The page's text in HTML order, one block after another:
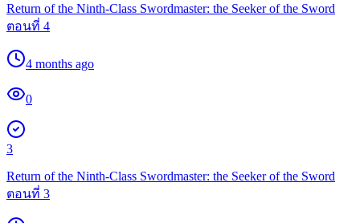
Return of the Ninth-Class Swordmaster: the Seeker of the Sword
ตอนที่ 4
4 months ago
0
3
Return of the Ninth-Class Swordmaster: the Seeker of the Sword
ตอนที่ 3